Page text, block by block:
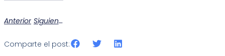
Anterior Siguiente
Comparte el post: